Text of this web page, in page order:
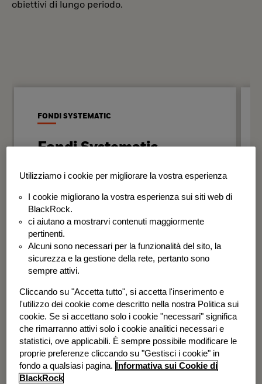
obiettivi di lungo periodo.
FONDI SYSTEMATIC
Fondi Systematic
Strategie quantitative basate sui dati
disciplinato e coerente nel tempo.
BSF Systematic World Equity Fund
BGF Systematic Global Equity High
Income Fund
Utilizziamo i cookie per migliorare la vostra esperienza
I cookie migliorano la vostra esperienza sui siti web di
BlackRock.
ci aiutano a mostrarvi contenuti maggiormente
pertinenti.
Alcuni sono necessari per la funzionalità del sito, la
sicurezza e la gestione della rete, pertanto sono
sempre attivi.
Cliccando su "Accetta tutto", si accetta l'inserimento e
l'utilizzo dei cookie come descritto nella nostra Politica sui
cookie. Se si accettano solo i cookie "necessari" significa
che rimarranno attivi solo i cookie analitici necessari e
statistici, ove applicabili. È sempre possibile modificare le
proprie preferenze cliccando su "Gestisci i cookie" in
fondo a qualsiasi pagina.
Informativa sui Cookie di
BlackRock